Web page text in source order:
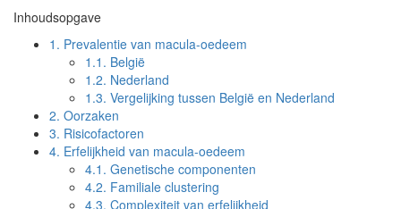
Inhoudsopgave
1. Prevalentie van macula-oedeem
1.1. België
1.2. Nederland
1.3. Vergelijking tussen België en Nederland
2. Oorzaken
3. Risicofactoren
4. Erfelijkheid van macula-oedeem
4.1. Genetische componenten
4.2. Familiale clustering
4.3. Complexiteit van erfelijkheid